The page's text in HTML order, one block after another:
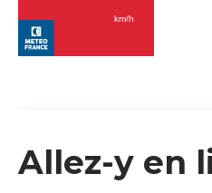
Allez-y en